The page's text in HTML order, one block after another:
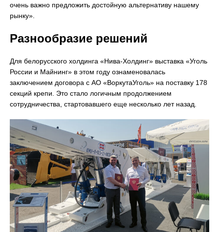
очень важно предложить достойную альтернативу нашему
рынку».
Разнообразие решений
Для белорусского холдинга «Нива-Холдинг» выставка «Уголь
России и Майнинг» в этом году ознаменовалась
заключением договора с АО «ВоркутаУголь» на поставку 178
секций крепи. Это стало логичным продолжением
сотрудничества, стартовавшего еще несколько лет назад.